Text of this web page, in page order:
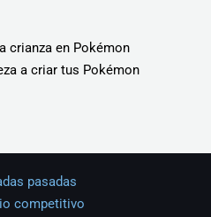
crianza en Pokémon
a criar tus Pokémon
pasadas
competitivo